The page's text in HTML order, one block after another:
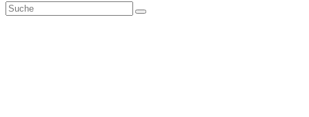
Suche
Senden